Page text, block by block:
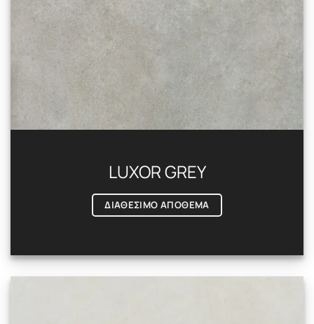
LUXOR GREY
ΔΙΑΘΕΣΙΜΟ ΑΠΟΘΕΜΑ